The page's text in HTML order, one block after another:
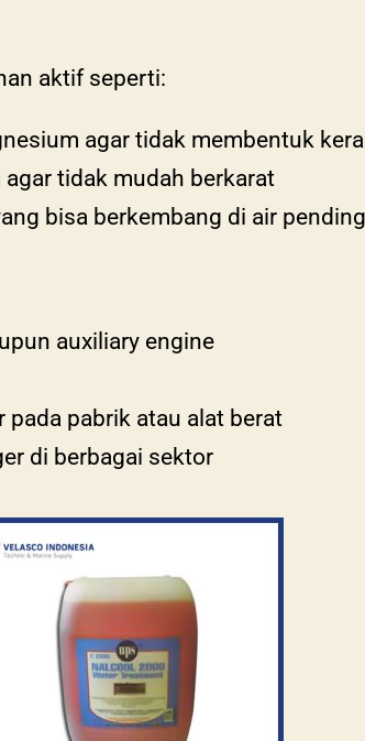
aktif seperti:
agar tidak membentuk
tidak mudah berkarat
bisa berkembang di air
auxiliary engine
pada pabrik atau alat berat
di berbagai sektor